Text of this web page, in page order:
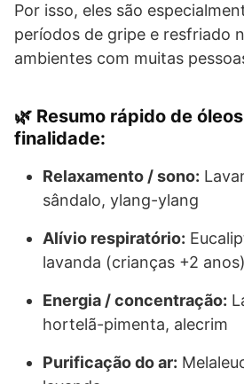
Por isso, eles são
períodos de gripe e resfriado
ambientes com muitas
🌿 Resumo rápido de
finalidade:
Relaxamento / sono:
sândalo, ylang-ylang
Alívio respiratório:
lavanda (crianças +2 anos)
Energia / concentração:
hortelã-pimenta, alecrim
Purificação do ar: